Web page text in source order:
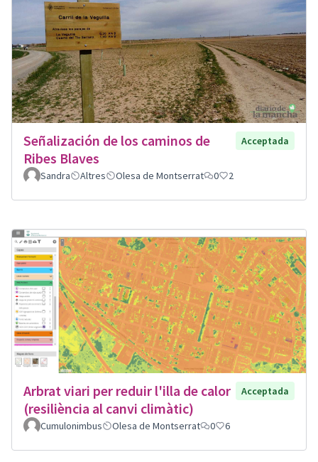
Señalización de los caminos de
Ribes Blaves
Acceptada
Sandra Altres Olesa de Montserrat 0 2
Arbrat viari per reduir l'illa de calor
(resiliència al canvi climàtic)
Acceptada
Cumulonimbus Olesa de Montserrat 0 6